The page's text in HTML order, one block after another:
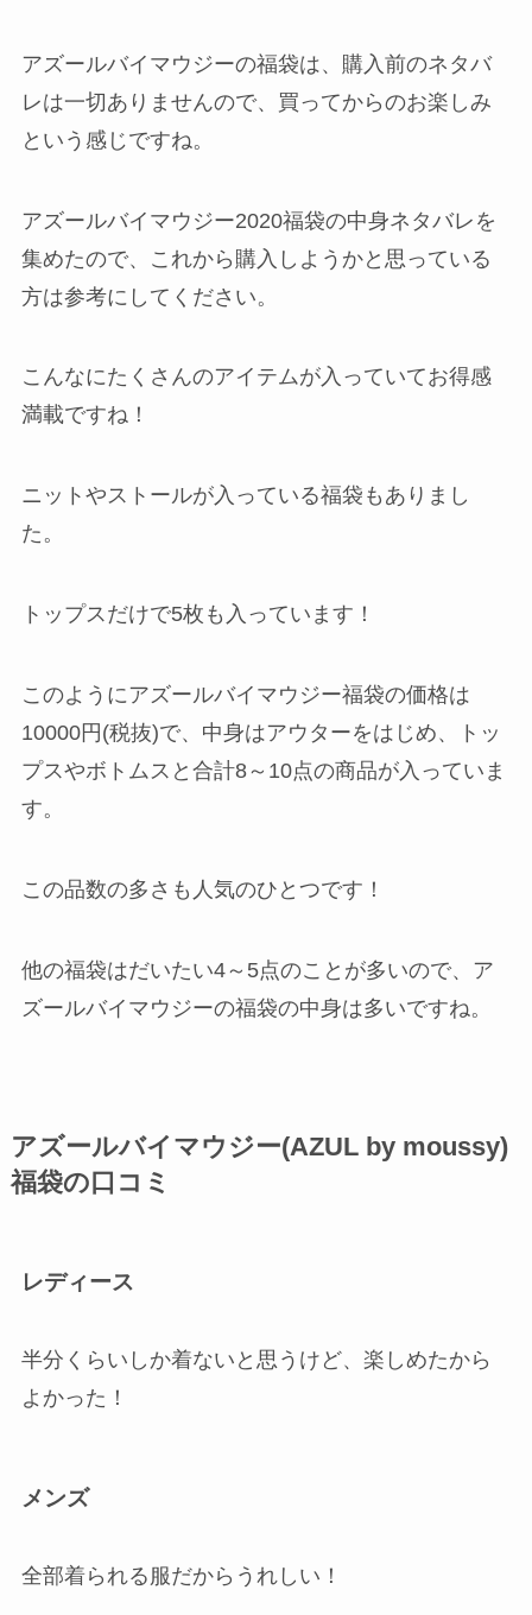
アズールバイマウジーの福袋は、購入前のネタバ
レは一切ありませんので、買ってからのお楽しみ
という感じですね。
アズールバイマウジー2020福袋の中身ネタバレを
集めたので、これから購入しようかと思っている
方は参考にしてください。
こんなにたくさんのアイテムが入っていてお得感
満載ですね！
ニットやストールが入っている福袋もありまし
た。
トップスだけで5枚も入っています！
このようにアズールバイマウジー福袋の価格は
10000円(税抜)で、中身はアウターをはじめ、トッ
プスやボトムスと合計8～10点の商品が入っていま
す。
この品数の多さも人気のひとつです！
他の福袋はだいたい4～5点のことが多いので、ア
ズールバイマウジーの福袋の中身は多いですね。
アズールバイマウジー(AZUL by moussy)
福袋の口コミ
レディース
半分くらいしか着ないと思うけど、楽しめたから
よかった！
メンズ
全部着られる服だからうれしい！